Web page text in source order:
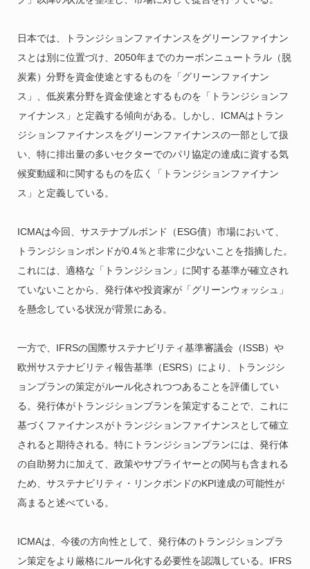
日本では、トランジションファイナンスをグリーンファイナン
スとは別に位置づけ、2050年までのカーボンニュートラル（脱
炭素）分野を資金使途とするものを「グリーンファイナン
ス」、低炭素分野を資金使途とするものを「トランジションフ
ァイナンス」と定義する傾向がある。しかし、ICMAはトラン
ジションファイナンスをグリーンファイナンスの一部として扱
い、特に排出量の多いセクターでのパリ協定の達成に資する気
候変動緩和に関するものを広く「トランジションファイナン
ス」と定義している。
ICMAは今回、サステナブルボンド（ESG債）市場において、
トランジションボンドが0.4％と非常に少ないことを指摘した。
これには、適格な「トランジション」に関する基準が確立され
ていないことから、発行体や投資家が「グリーンウォッシュ」
を懸念している状況が背景にある。
一方で、IFRSの国際サステナビリティ基準審議会（ISSB）や
欧州サステナビリティ報告基準（ESRS）により、トランジシ
ョンプランの策定がルール化されつつあることを評価してい
る。発行体がトランジションプランを策定することで、これに
基づくファイナンスがトランジションファイナンスとして確立
されると期待される。特にトランジションプランには、発行体
の自助努力に加えて、政策やサプライヤーとの関与も含まれる
ため、サステナビリティ・リンクボンドのKPI達成の可能性が
高まると述べている。
ICMAは、今後の方向性として、発行体のトランジションプラ
ン策定をより厳格にルール化する必要性を認識している。IFRS